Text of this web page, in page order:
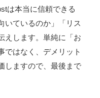
は本当に信頼できる
いているのか」「リス
えします。単純に「お
ではなく、デメリット
しますので、最後まで